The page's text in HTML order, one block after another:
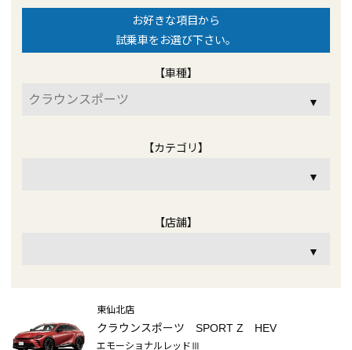
お好きな項目から
試乗車をお選び下さい。
【車種】
▼
【カテゴリ】
▼
【店舗】
▼
東仙北店
クラウンスポーツ SPORT Z HEV
エモーショナルレッドⅢ